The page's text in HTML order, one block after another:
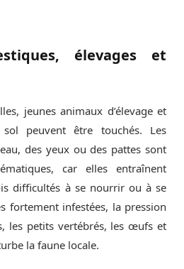
élevages et
jeunes animaux d’élevage et
sol peuvent être touchés. Les
des yeux ou des pattes sont
car elles entraînent
difficultés à se nourrir ou à se
fortement infestées, la pression
les petits vertébrés, les œufs et
la faune locale.